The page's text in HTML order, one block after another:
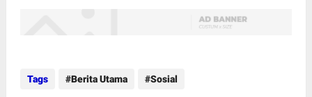
Tags Berita Utama Sosial